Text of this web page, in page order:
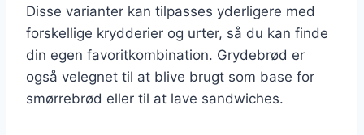
Disse varianter kan tilpasses yderligere med
forskellige krydderier og urter, så du kan finde
din egen favoritkombination. Grydebrød er
også velegnet til at blive brugt som base for
smørrebrød eller til at lave sandwiches.